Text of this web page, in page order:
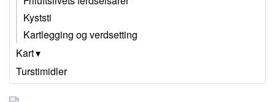
Kyststi
Kartlegging og verdsetting
Kart
Turstimidler